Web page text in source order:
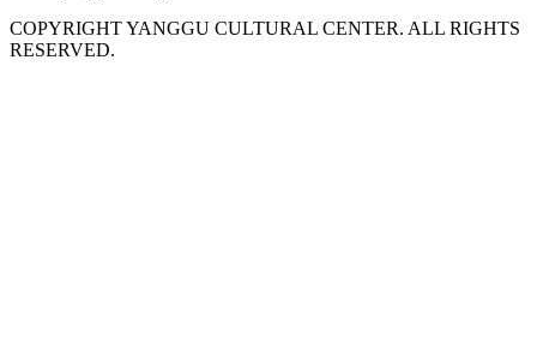
COPYRIGHT YANGGU CULTURAL CENTER. ALL RIGHTS
RESERVED.